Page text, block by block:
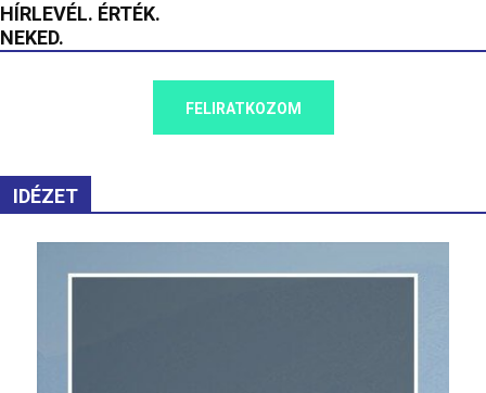
HÍRLEVÉL. ÉRTÉK.
NEKED.
FELIRATKOZOM
IDÉZET